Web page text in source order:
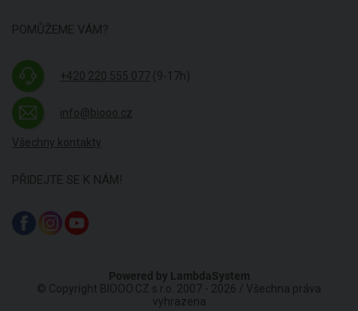
POMŮŽEME VÁM?
+420 220 555 077 (9-17h)
info@biooo.cz
Všechny kontakty
PŘIDEJTE SE K NÁM!
Powered by LambdaSystem
© Copyright BIOOO.CZ s.r.o. 2007 - 2026 / Všechna práva
vyhrazena